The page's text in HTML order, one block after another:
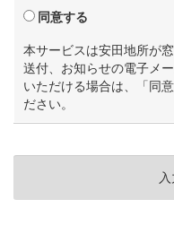
同意する
本サービスは安田地所が
送付、お知らせの電子メ
いただける場合は、「同
ださい。